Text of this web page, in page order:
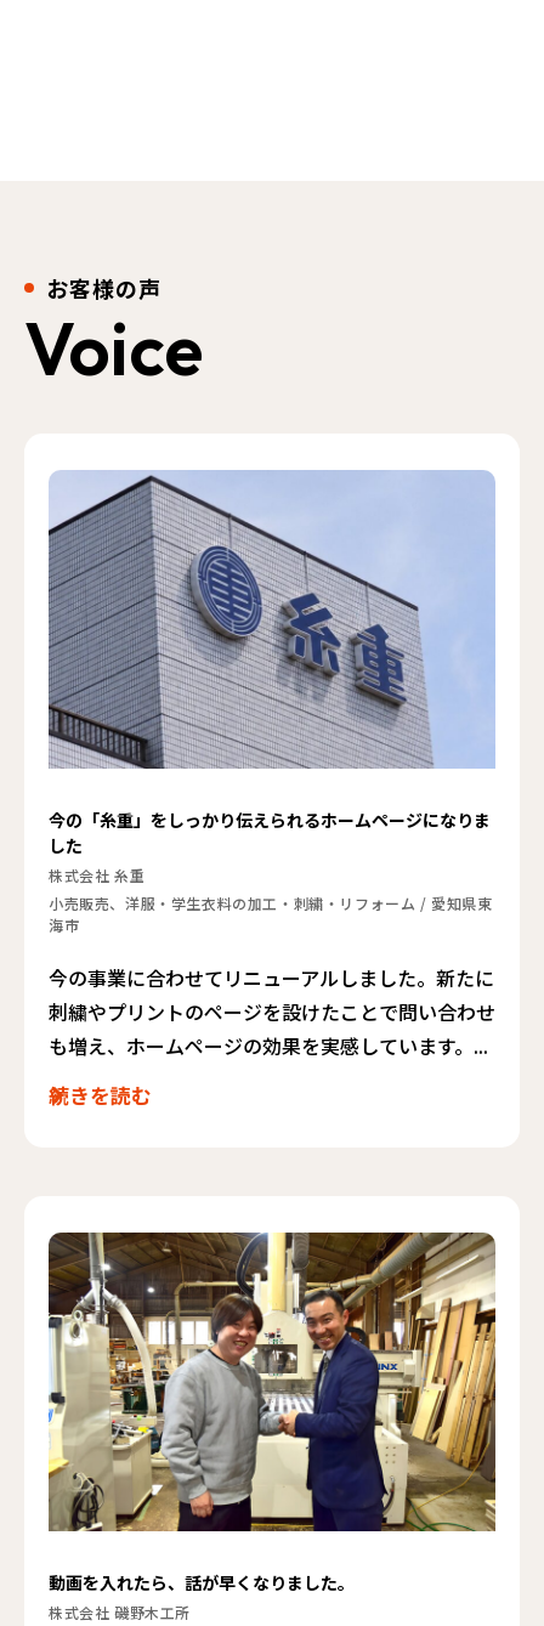
お客様の声
Voice
今の「糸重」をしっかり伝えられるホームページになりま
した
株式会社 糸重
小売販売、洋服・学生衣料の加工・刺繍・リフォーム / 愛知県東
海市
今の事業に合わせてリニューアルしました。新たに
刺繍やプリントのページを設けたことで問い合わせ
も増え、ホームページの効果を実感しています。...
続きを読む
動画を入れたら、話が早くなりました。
株式会社 磯野木工所